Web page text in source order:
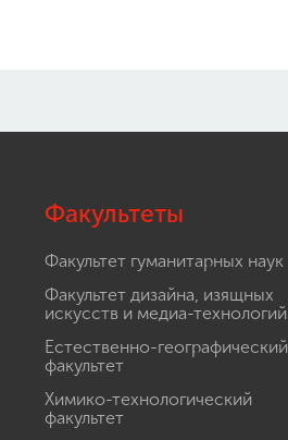
Факультеты
Факультет гуманитарных наук
Факультет дизайна, изящных
искусств и медиа-технологий
Естественно-географический
факультет
Химико-технологический
факультет